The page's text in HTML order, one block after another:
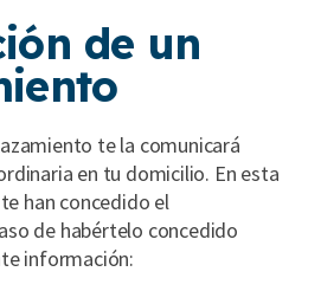
de un
te la comunicará
en tu domicilio. En esta
han concedido el
de habértelo concedido
información: